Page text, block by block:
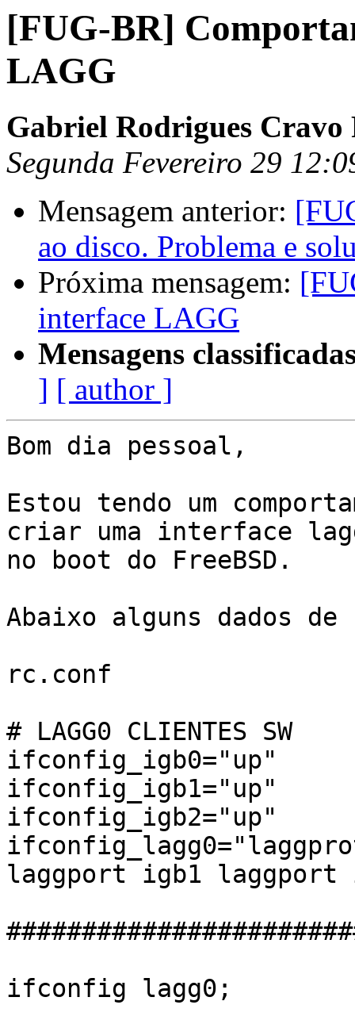
[FUG-BR]
LAGG
Gabriel Rodrigues Cravo
Segunda Fevereiro 29
Mensagem anterior:
ao disco. Problema e
Próxima mensagem:
interface LAGG
Mensagens
] [ author ]
Bom dia pessoal,
Estou tendo um
criar uma interface
no boot do FreeBSD.
Abaixo alguns dados
rc.conf
# LAGG0 CLIENTES SW
ifconfig_igb0="up"
ifconfig_igb1="up"
ifconfig_igb2="up"
laggport igb1 laggport
ifconfig lagg0;